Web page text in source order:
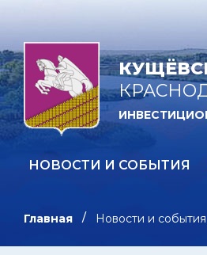
НОВОСТИ И СОБЫТИЯ
Главная Новости и события